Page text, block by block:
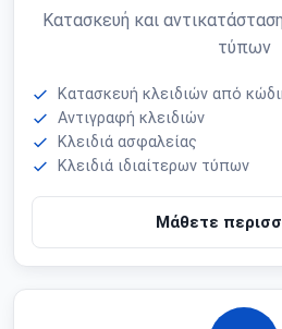
Κατασκευή και
τύπων
Κατασκευή κλειδιών από
Αντιγραφή κλειδιών
Κλειδιά ασφαλείας
Κλειδιά ιδιαίτερων τύπων
Μάθετε